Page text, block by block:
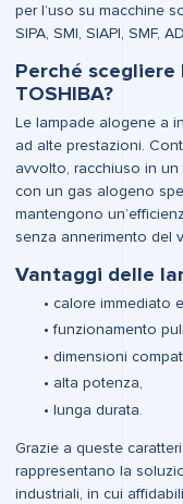
per l’uso su macchine
SIPA, SMI, SIAPI, SMF,
Perché
TOSHIBA?
Le lampade alogene a
ad alte prestazioni.
avvolto, racchiuso in
con un gas alogeno
mantengono
senza annerimento del
Vantaggi delle
calore immediato
funzionamento
dimensioni
alta potenza,
lunga durata.
Grazie a queste
rappresentano la
industriali, in cui